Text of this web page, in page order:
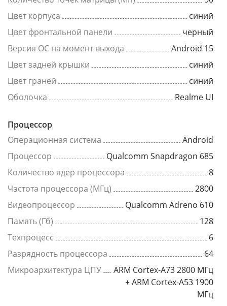
Цвет корпуса
синий
Цвет фронтальной панели
черный
Версия ОС на момент выхода
Android 15
Цвет задней крышки
синий
Цвет граней
синий
Оболочка
Realme UI
Процессор
Операционная система
Android
Процессор
Qualcomm Snapdragon 685
Количество ядер процессора
8
Частота процессора (МГц)
2800
Видеопроцессор
Qualcomm Adreno 610
Память (Гб)
128
Техпроцесс
6
Разрядность процессора
64
Микроархитектура ЦПУ
ARM Cortex-A73 2800 МГц
+ ARM Cortex-A53 1900
МГц